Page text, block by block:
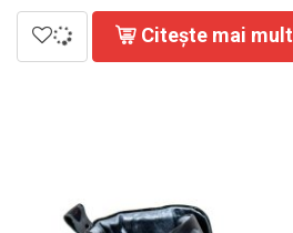
Citește mai mult